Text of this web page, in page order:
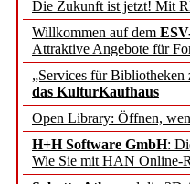
Die Zukunft ist jetzt! Mit
Willkommen auf dem
Attraktive Angebote für
„Services für
das KulturKaufhaus
Open Library: Öffnen,
H+H Software GmbH:
Wie Sie mit HAN Online-
Mohr
und die
Francke